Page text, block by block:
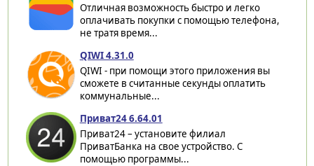
Отличная возможность быстро и легко
оплачивать покупки с помощью телефона,
не тратя время...
QIWI 4.31.0
QIWI - при помощи этого приложения вы
сможете в считанные секунды оплатить
коммунальные...
Приват24 6.64.01
Приват24 – установите филиал
ПриватБанка на свое устройство. С
помощью программы...